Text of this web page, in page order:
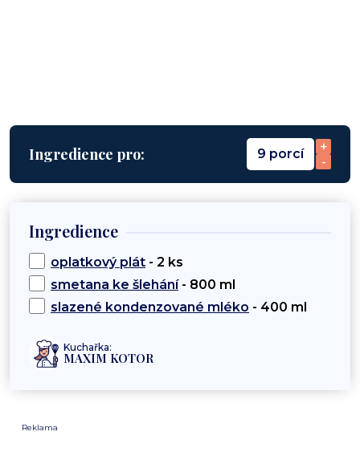
Ingredience pro: 9 porcí
+
-
Ingredience
oplatkový plát - 2 ks
smetana ke šlehání- 800 ml
slazené kondenzované mléko - 400 ml
Kuchařka:
MAXIM KOTOR
Reklama